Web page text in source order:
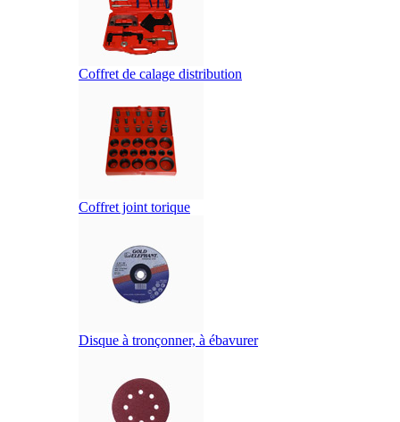
Coffret de calage distribution
Coffret joint torique
Disque à tronçonner, à ébavurer